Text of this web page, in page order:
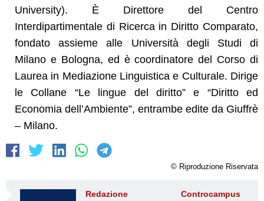
University). È Direttore del Centro
Interdipartimentale di Ricerca in Diritto Comparato,
fondato assieme alle Università degli Studi di
Milano e Bologna, ed è coordinatore del Corso di
Laurea in Mediazione Linguistica e Culturale. Dirige
le Collane “Le lingue del diritto” e “Diritto ed
Economia dell’Ambiente”, entrambe edite da Giuffrè
– Milano.
© Riproduzione Riservata
Redazione Controcampus